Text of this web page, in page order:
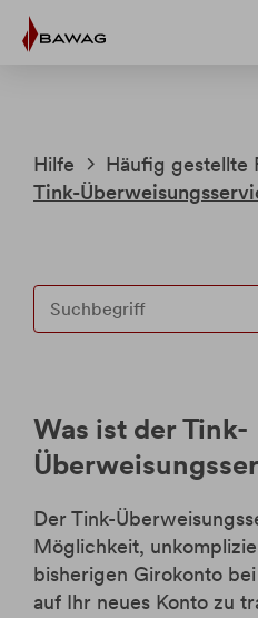
Weiter
zum
Weiter
zur
Anträge
eBanking
Hilfe Häufig gestellte
Tink-
Was ist der Tink-
Der Tink-
Möglichkeit,
bisherigen Girokonto
auf Ihr neues Konto zu